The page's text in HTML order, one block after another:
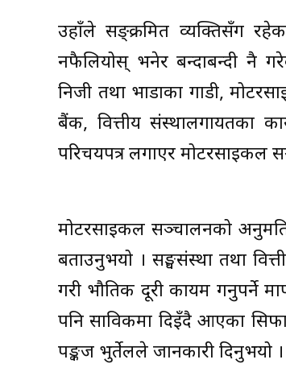
उहाँले सङ्क्रमित व्यक्तिसँग
नफैलियोस् भनेर बन्दाबन्दी नै
निजी तथा भाडाका गाडी,
बैंक, वित्तीय संस्थालगायतका
परिचयपत्र लगाएर मोटरसाइकल
मोटरसाइकल सञ्चालनको
बताउनुभयो । सङ्घसंस्था तथा
गरी भौतिक दूरी कायम गर्नुपर्ने
पनि साविकमा दिइँदै आएका
पङ्कज भुर्तेलले जानकारी दिनुभयो ।